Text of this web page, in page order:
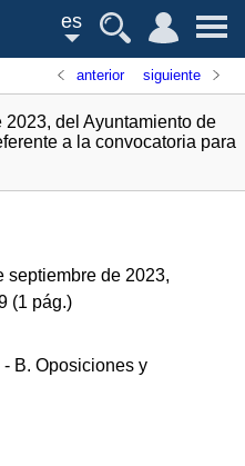
es
anterior siguiente
del Ayuntamiento de
a la convocatoria para
septiembre de 2023,
(1 pág.)
- B. Oposiciones y